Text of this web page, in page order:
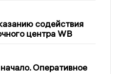
содействия
центра WB
Оперативное